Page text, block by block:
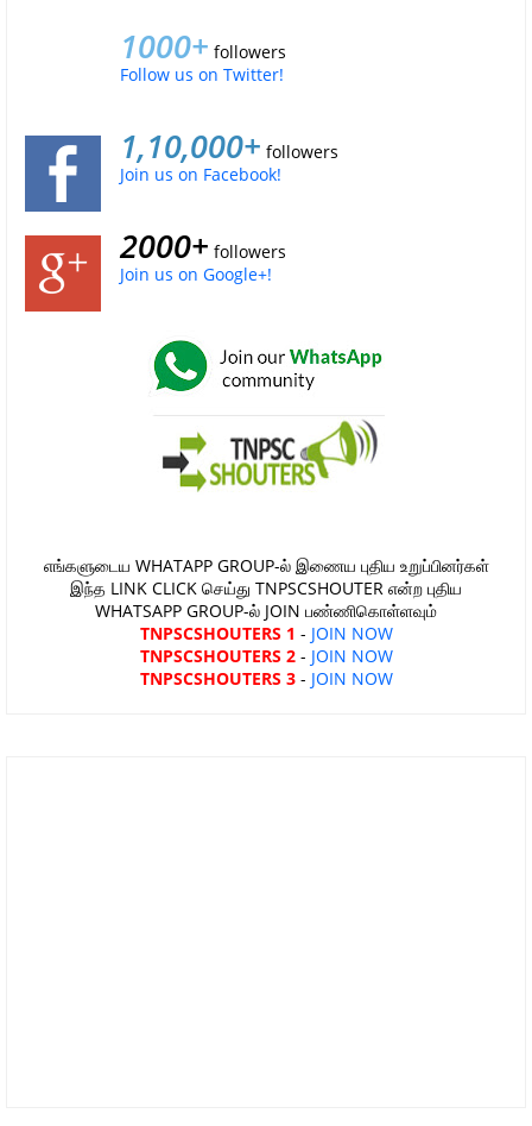
1000+ followers
Follow us on Twitter!
1,10,000+ followers
Join us on Facebook!
2000+ followers
Join us on Google+!
எங்களுடைய WHATAPP GROUP-ல் இணைய புதிய உறுப்பினர்கள்
இந்த LINK CLICK செய்து TNPSCSHOUTER என்ற புதிய
WHATSAPP GROUP-ல் JOIN பண்ணிகொள்ளவும்
TNPSCSHOUTERS 1 - JOIN NOW
TNPSCSHOUTERS 2- JOIN NOW
TNPSCSHOUTERS 3- JOIN NOW